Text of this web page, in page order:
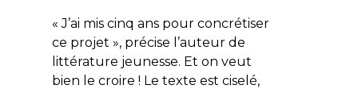
« J’ai mis cinq ans pour concrétiser
ce projet », précise l’auteur de
littérature jeunesse. Et on veut
bien le croire ! Le texte est ciselé,